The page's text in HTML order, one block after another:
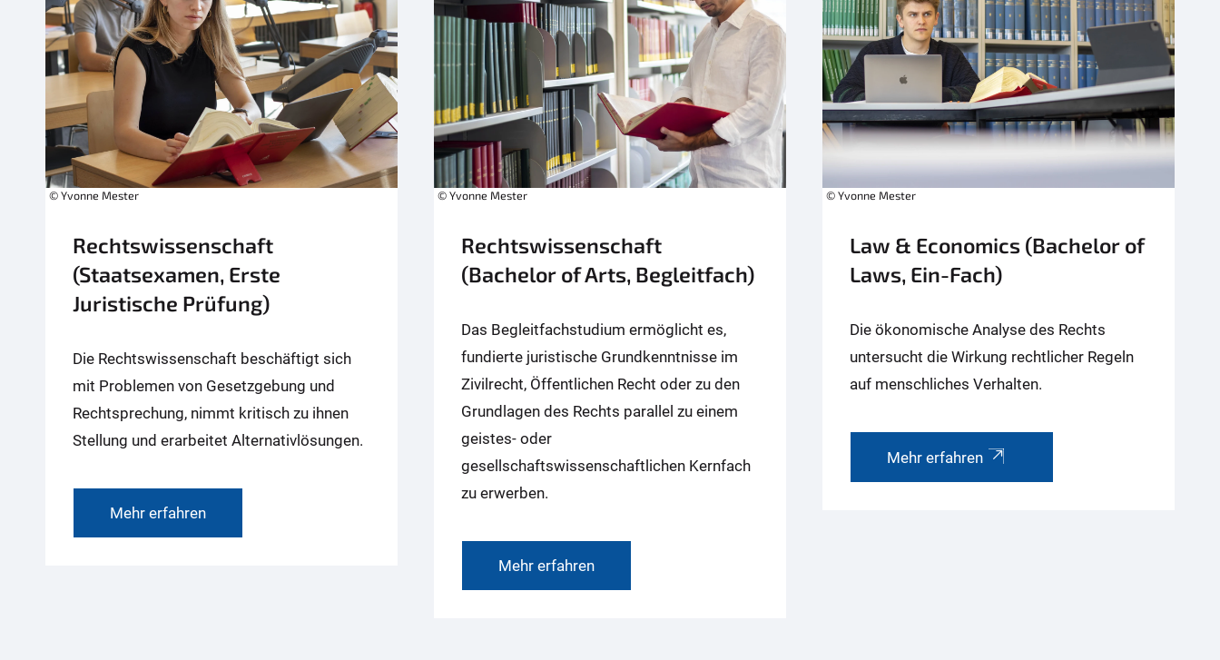
© Yvonne Mester
Rechtswissenschaft
(Staatsexamen, Erste
Juristische Prüfung)
Die Rechtswissenschaft beschäftigt sich
mit Problemen von Gesetzgebung und
Rechtsprechung, nimmt kritisch zu ihnen
Stellung und erarbeitet Alternativlösungen.
Mehr erfahren
© Yvonne Mester
Rechtswissenschaft
(Bachelor of Arts, Begleitfach)
Das Begleitfachstudium ermöglicht es,
fundierte juristische Grundkenntnisse im
Zivilrecht, Öffentlichen Recht oder zu den
Grundlagen des Rechts parallel zu einem
geistes- oder
gesellschaftswissenschaftlichen Kernfach
zu erwerben.
Mehr erfahren
© Yvonne Mester
Law & Economics (Bachelor of
Laws, Ein-Fach)
Die ökonomische Analyse des Rechts
untersucht die Wirkung rechtlicher Regeln
auf menschliches Verhalten.
Mehr erfahren